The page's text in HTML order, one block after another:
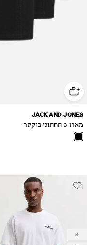
JACK AND JONES
מארז 3 תחתוני בוקסר
S